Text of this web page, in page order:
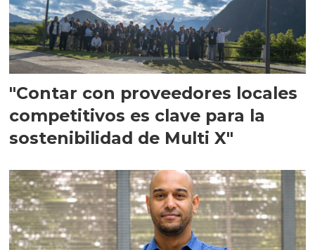
"Contar con proveedores locales
competitivos es clave para la
sostenibilidad de Multi X"